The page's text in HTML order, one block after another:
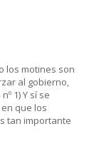
los motines son
al gobierno,
1) Y sí se
que los
tan importante